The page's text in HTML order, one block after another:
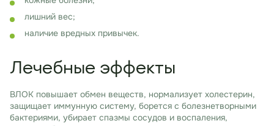
лишний вес;
наличие вредных привычек.
Лечебные эффекты
ВЛОК повышает обмен веществ, нормализует холестерин,
защищает иммунную систему, борется с болезнетворными
бактериями, убирает спазмы сосудов и воспаления,